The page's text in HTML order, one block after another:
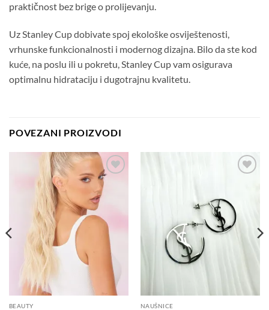
praktičnost bez brige o prolijevanju.
Uz Stanley Cup dobivate spoj ekološke osviještenosti,
vrhunske funkcionalnosti i modernog dizajna. Bilo da ste kod
kuće, na poslu ili u pokretu, Stanley Cup vam osigurava
optimalnu hidrataciju i dugotrajnu kvalitetu.
POVEZANI PROIZVODI
Dodaj
BEAUTY NAUŠNICE